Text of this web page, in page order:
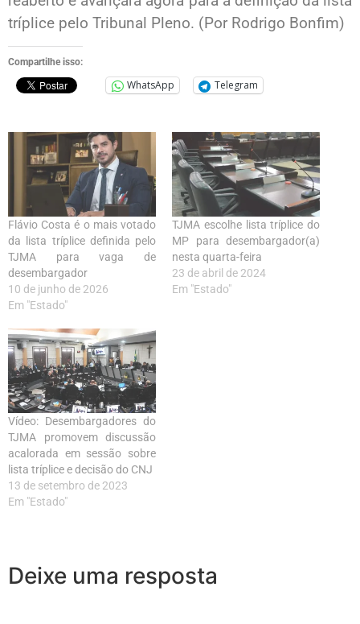
tríplice pelo Tribunal Pleno. (Por Rodrigo Bonfim)
Compartilhe isso:
WhatsApp Telegram
Flávio Costa é o mais votado
da lista tríplice definida pelo
TJMA para vaga de
desembargador
10 de junho de 2026
Em "Estado"
TJMA escolhe lista tríplice do
MP para desembargador(a)
nesta quarta-feira
23 de abril de 2024
Em "Estado"
Vídeo: Desembargadores do
TJMA promovem discussão
acalorada em sessão sobre
lista tríplice e decisão do CNJ
13 de setembro de 2023
Em "Estado"
Deixe uma resposta